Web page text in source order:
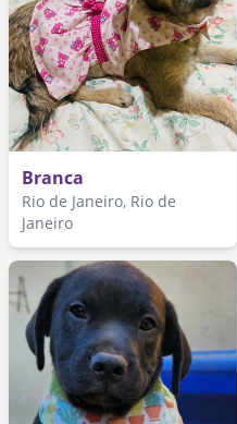
Branca
Rio de Janeiro, Rio de
Janeiro